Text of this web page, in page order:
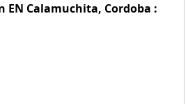
EN Calamuchita, Cordoba :